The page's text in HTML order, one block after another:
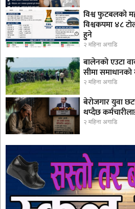
विश्व फुटबलको
विश्वकपमा ४८
हुने
२ महिना अगाडि
बालेनको एउटा
सीमा
२ महिना अगाडि
बेरोजगार युवा
थप्दैछ
२ महिना अगाडि